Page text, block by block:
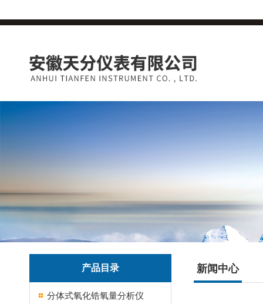
产品目录
分体式氧化锆氧量分析仪
新闻中心